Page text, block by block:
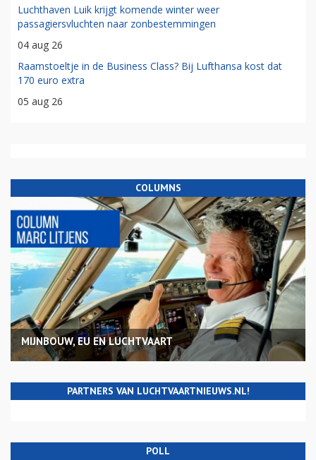
Luchthaven Luik krijgt komende winter weer
passagiersvluchten naar zonbestemmingen
04 aug 26
Raamstoeltje in de Business Class? Bij Lufthansa kost dat
170 euro extra
05 aug 26
COLUMNS
MIJNBOUW, EU EN LUCHTVAART
PARTNERS VAN LUCHTVAARTNIEUWS.NL!
POLL